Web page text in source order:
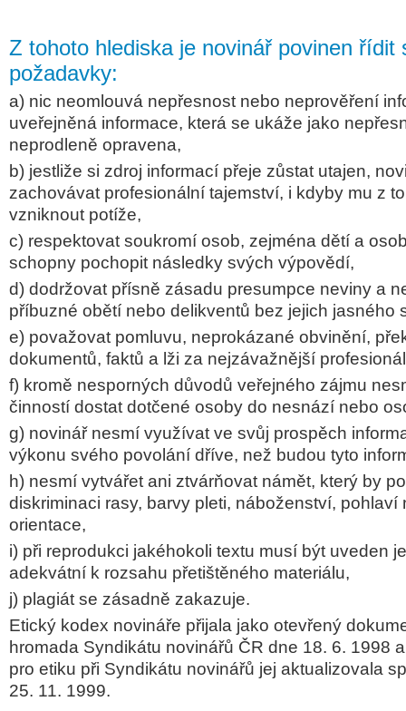
Z tohoto hlediska je novinář povinen řídit
požadavky:
a) nic neomlouvá nepřesnost nebo neprověření
uveřejněná informace, která se ukáže jako
neprodleně opravena,
b) jestliže si zdroj informací přeje zůstat utajen,
zachovávat profesionální tajemství, i kdyby mu z
vzniknout potíže,
c) respektovat soukromí osob, zejména dětí a
schopny pochopit následky svých výpovědí,
d) dodržovat přísně zásadu presumpce neviny a
příbuzné obětí nebo delikventů bez jejich jasného
e) považovat pomluvu, neprokázané obvinění,
dokumentů, faktů a lži za nejzávažnější
f) kromě nesporných důvodů veřejného zájmu
činností dostat dotčené osoby do nesnází nebo
g) novinář nesmí využívat ve svůj prospěch
výkonu svého povolání dříve, než budou tyto
h) nesmí vytvářet ani ztvárňovat námět, který by
diskriminaci rasy, barvy pleti, náboženství, pohlaví
orientace,
i) při reprodukci jakéhokoli textu musí být uveden
adekvátní k rozsahu přetištěného materiálu,
j) plagiát se zásadně zakazuje.
Etický kodex novináře přijala jako otevřený
hromada Syndikátu novinářů ČR dne 18. 6. 1998
pro etiku při Syndikátu novinářů jej aktualizovala
25. 11. 1999.